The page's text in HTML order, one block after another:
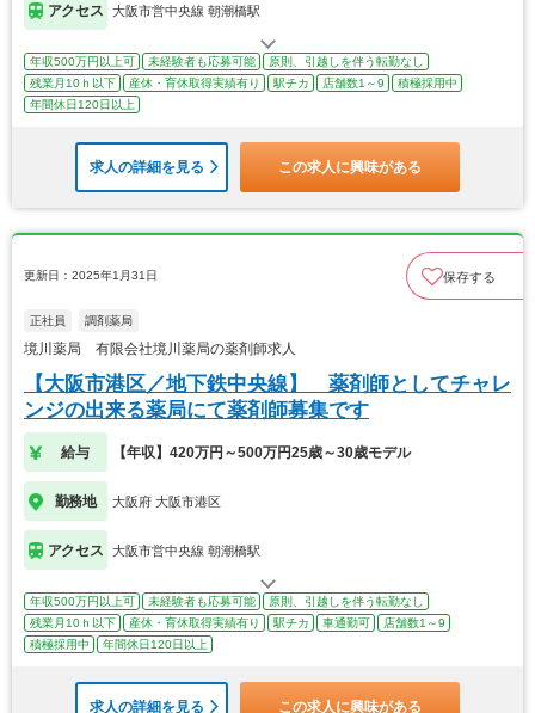
アクセス 大阪市営中央線 朝潮橋駅
年収500万円以上可 未経験者も応募可能
原則、引越しを伴う転勤なし
残業月10ｈ以下
産休・育休取得実績有り 駅チカ 店舗数1～9
積極採用中
年間休日120日以上
求人の詳細を見る この求人に興味がある
更新日：2025年1月31日 保存する
正社員 調剤薬局
境川薬局 有限会社境川薬局の薬剤師求人
【大阪市港区／地下鉄中央線】 薬剤師としてチャレ
ンジの出来る薬局にて薬剤師募集です
給与 【年収】420万円～500万円25歳～30歳モデル
勤務地 大阪府 大阪市港区
アクセス 大阪市営中央線 朝潮橋駅
年収500万円以上可 未経験者も応募可能
原則、引越しを伴う転勤なし
残業月10ｈ以下
産休・育休取得実績有り 駅チカ 車通勤可
店舗数1～9
積極採用中
年間休日120日以上
求人の詳細を見る この求人に興味がある